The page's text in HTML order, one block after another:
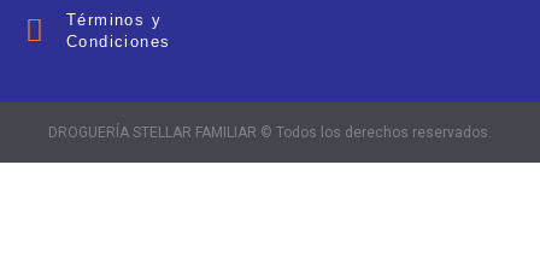
Términos y
Condiciones
DROGUERÍA STELLAR FAMILIAR © Todos los derechos reservados.